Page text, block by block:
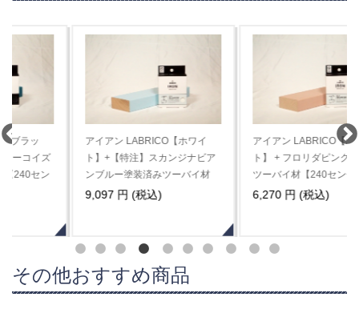
アイアン LABRICO【ホワイ
ト】+【特注】スカンジナビア
ンブルー塗装済みツーバイ材
【260センチ】※3セット以上
9,097 円 (税込)
アイアン LABRICO【ホワイ
ト】 + フロリダピンク塗装済み
ツーバイ材【240センチ】※5
セット以上は割引が自動的に適
6,270 円 (税込)
その他おすすめ商品